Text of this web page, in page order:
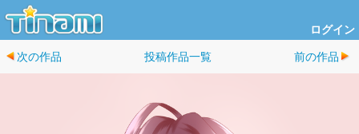
ログイン
次の作品 投稿作品一覧 前の作品